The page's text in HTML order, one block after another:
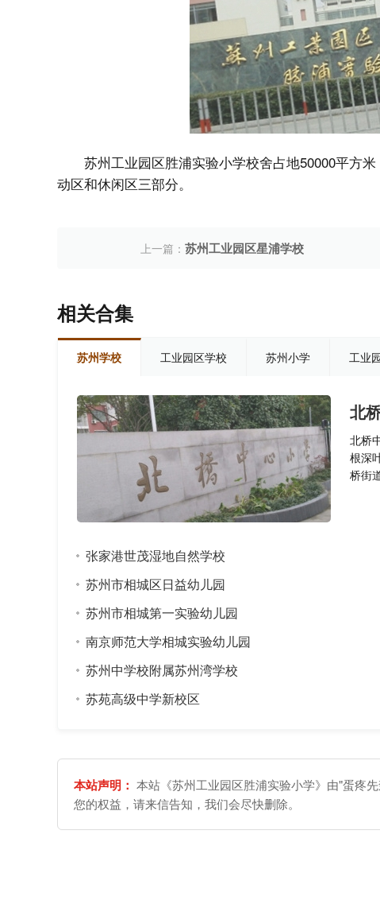
苏州工业园区胜浦实验小学校舍占地50000平方
动区和休闲区三部分。
上一篇：苏州工业园区星浦学校
相关合集
苏州学校 工业园区学校 苏州小学 工业
北
北桥
根深
桥街
张家港世茂湿地自然学校
苏州市相城区日益幼儿园
苏州市相城第一实验幼儿园
南京师范大学相城实验幼儿园
苏州中学校附属苏州湾学校
苏苑高级中学新校区
本站声明： 本站《苏州工业园区胜浦实验小学》由"蛋疼
您的权益，请来信告知，我们会尽快删除。